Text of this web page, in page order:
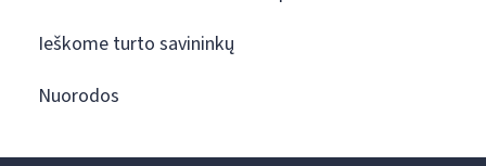
Ieškome turto savininkų
Nuorodos